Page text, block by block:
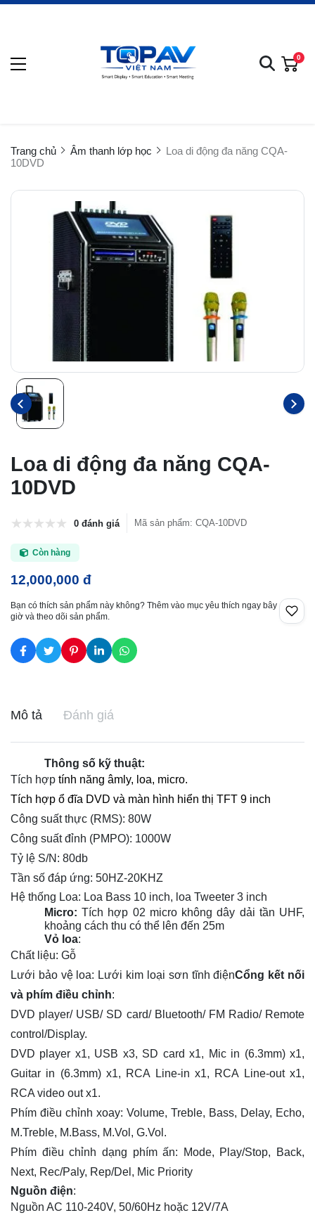
0
Trang chủ Âm thanh lớp học
Loa di động đa năng CQA-
10DVD
Loa di động đa năng CQA-
10DVD
0 đánh giá Mã sản phẩm: CQA-10DVD
Còn hàng
12,000,000 đ
Bạn có thích sản phẩm này không? Thêm vào mục yêu thích ngay bây
giờ và theo dõi sản phẩm.
Mô tả Đánh giá
Thông số kỹ thuật:
Tích hợp tính năng âmly, loa, micro.
Tích hợp ổ đĩa DVD và màn hình hiển thị TFT 9 inch
Công suất thực (RMS): 80W
Công suất đỉnh (PMPO): 1000W
Tỷ lệ S/N: 80db
Tần số đáp ứng: 50HZ-20KHZ
Hệ thống Loa: Loa Bass 10 inch, loa Tweeter 3 inch
Micro:Tích hợp 02 micro không dây dải tần UHF,
khoảng cách thu có thể lên đến 25m
Vỏ loa:
Chất liệu: Gỗ
Lưới bảo vệ loa: Lưới kim loại sơn tĩnh điệnCổng kết nối
và phím điều chỉnh:
DVD player/ USB/ SD card/ Bluetooth/ FM Radio/ Remote
control/Display.
DVD player x1, USB x3, SD card x1, Mic in (6.3mm) x1,
Guitar in (6.3mm) x1, RCA Line-in x1, RCA Line-out x1,
RCA video out x1.
Phím điều chỉnh xoay: Volume, Treble, Bass, Delay, Echo,
M.Treble, M.Bass, M.Vol, G.Vol.
Phím điều chỉnh dạng phím ấn: Mode, Play/Stop, Back,
Next, Rec/Paly, Rep/Del, Mic Priority
Nguồn điện:
Nguồn AC 110-240V, 50/60Hz hoặc 12V/7A